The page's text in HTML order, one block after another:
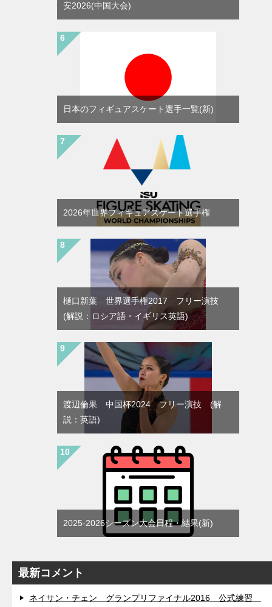
安2026(中国大会)
日本のフィギュアスケート選手一覧(新)
2026年世界フィギュアスケート選手権
樋口新葉 世界選手権2017 フリー演技
(解説：ロシア語・イギリス英語)
渡辺倫果 中国杯2024 フリー演技 (解
説：英語)
2025-2026シーズン大会日程・結果(新)
最新コメント
ネイサン・チェン グランプリファイナル2016 公式練習